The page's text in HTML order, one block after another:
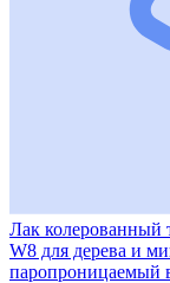
Лак
W8 для дерева и
паропроницаемый